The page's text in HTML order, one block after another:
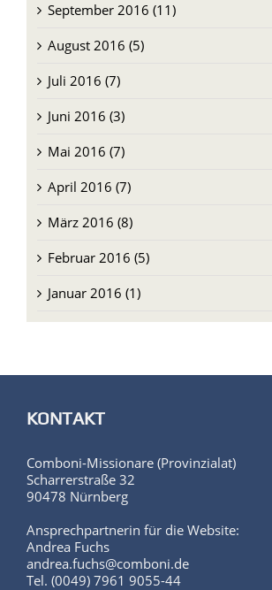
September 2016 (11)
August 2016 (5)
Juli 2016 (7)
Juni 2016 (3)
Mai 2016 (7)
April 2016 (7)
März 2016 (8)
Februar 2016 (5)
Januar 2016 (1)
KONTAKT
Comboni-Missionare (Provinzialat)
Scharrerstraße 32
90478 Nürnberg
Ansprechpartnerin für die Website:
Andrea Fuchs
andrea.fuchs@comboni.de
Tel. (0049) 7961 9055-44